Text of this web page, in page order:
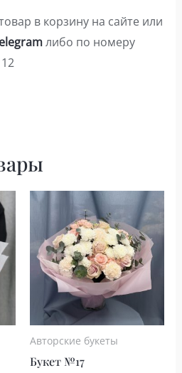
в корзину на сайте или
либо по номеру
Авторские букеты
Букет №17